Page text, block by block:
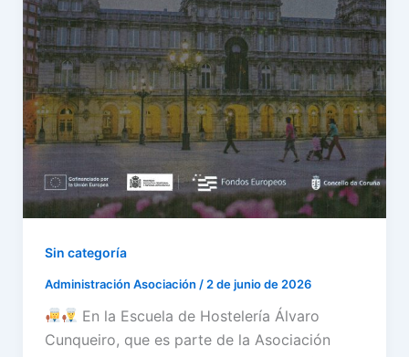
Sin categoría
Administración Asociación / 2 de junio de 2026
En la Escuela de Hostelería Álvaro
Cunqueiro, que es parte de la Asociación